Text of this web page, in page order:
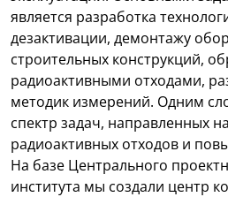
является разработка
дезактивации, демонтажу
строительных конструкций,
радиоактивными отходами,
методик измерений. Одним
спектр задач, направленных
радиоактивных отходов и
На базе Центрального
института мы создали центр